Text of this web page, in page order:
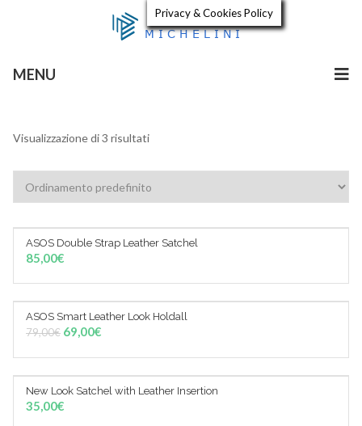
MENU
Visualizzazione di 3 risultati
AGGIUNGI AL CARRELLO
ASOS Double Strap Leather Satchel
85,00€
Sale! AGGIUNGI AL CARRELLO
ASOS Smart Leather Look Holdall
79,00€ 69,00€
AGGIUNGI AL CARRELLO
New Look Satchel with Leather Insertion
35,00€
Privacy & Cookies Policy